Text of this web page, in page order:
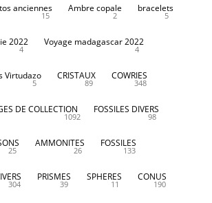
anciennes
15
Ambre copale
2
bracelets
5
2022
4
Voyage madagascar 2022
4
Virtudazo
5
CRISTAUX
89
COWRIES
348
DE COLLECTION
1092
FOSSILES DIVERS
98
25
AMMONITES
26
FOSSILES
133
304
PRISMES
39
SPHERES
11
CONUS
190